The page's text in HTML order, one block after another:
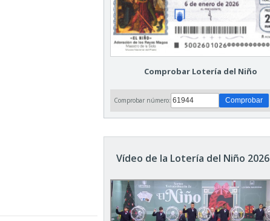
Comprobar Lotería del Niño
Comprobar número:
Vídeo de la Lotería del Niño 2026